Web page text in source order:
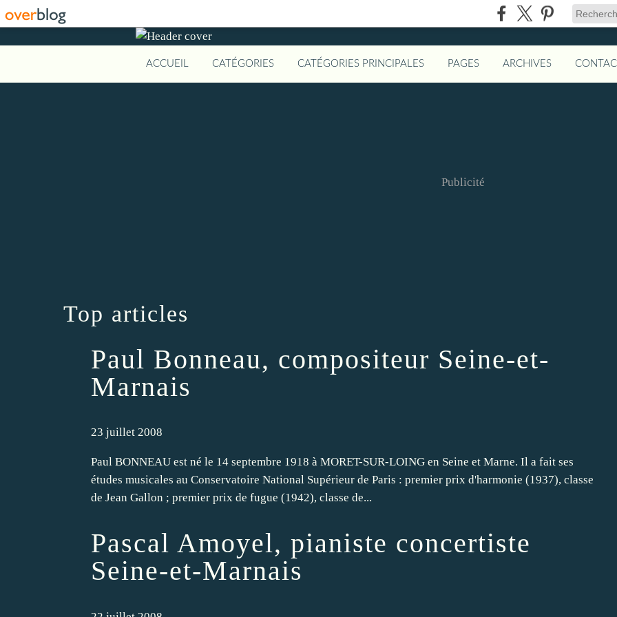
ACCUEIL CATÉGORIES CATÉGORIES PRINCIPALES PAGES ARCHIVES
Publicité
Top articles
Paul Bonneau, compositeur Seine-et-
Marnais
23 juillet 2008
Paul BONNEAU est né le 14 septembre 1918 à MORET-SUR-LOING en Seine et Marne. Il a fait ses
études musicales au Conservatoire National Supérieur de Paris : premier prix d'harmonie (1937), classe
de Jean Gallon ; premier prix de fugue (1942), classe de...
Pascal Amoyel, pianiste concertiste
Seine-et-Marnais